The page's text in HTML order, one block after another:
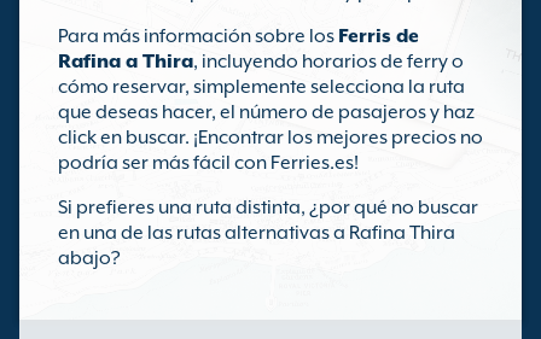
Para más información sobre los Ferris de
Rafina a Thira, incluyendo horarios de ferry o
cómo reservar, simplemente selecciona la ruta
que deseas hacer, el número de pasajeros y haz
click en buscar. ¡Encontrar los mejores precios no
podría ser más fácil con Ferries.es!
Si prefieres una ruta distinta, ¿por qué no buscar
en una de las rutas alternativas a Rafina Thira
abajo?